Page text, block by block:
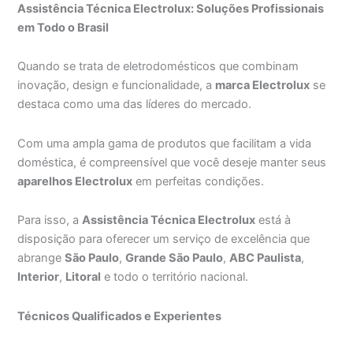
Assistência Técnica Electrolux: Soluções Profissionais
em Todo o Brasil
Quando se trata de eletrodomésticos que combinam
inovação, design e funcionalidade, a marca Electrolux se
destaca como uma das líderes do mercado.
Com uma ampla gama de produtos que facilitam a vida
doméstica, é compreensível que você deseje manter seus
aparelhos Electrolux em perfeitas condições.
Para isso, aAssistência Técnica Electrolux está à
disposição para oferecer um serviço de excelência que
abrangeSão Paulo,Grande São Paulo,ABC Paulista,
Interior, Litoral e todo o território nacional.
Técnicos Qualificados e Experientes